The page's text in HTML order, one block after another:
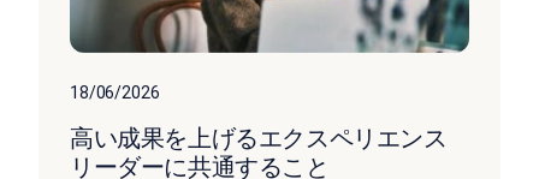
18/06/2026
高い成果を上げるエクスペリエンス
リーダーに共通すること